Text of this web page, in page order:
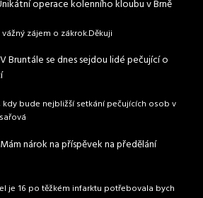
operace kolenního kloubu v Brně
zájem o zákrok.Děkuji
V Bruntále se dnes sejdou lidé pečující o
kdy bude nejbližší setkání pečujících osob v
Mám nárok na příspěvek na předělání
je 16 po těžkém infarktu potřebovala bych